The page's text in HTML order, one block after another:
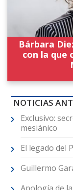
Bárbara
con la que
NOTICIAS
Exclusivo:
mesiánico
El legado del
Guillermo
Apología de